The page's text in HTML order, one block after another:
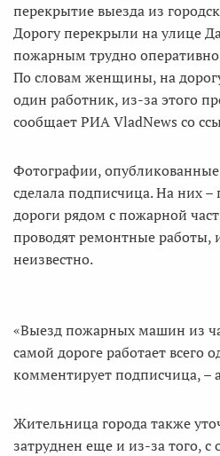
перекрытие выезда из
Дорогу перекрыли на улице
пожарным трудно оперативно
По словам женщины, на
один работник, из-за этого
сообщает РИА VladNews со
Фотографии,
сделала подписчица. На них
дороги рядом с пожарной
проводят ремонтные работы,
неизвестно.
«Выезд пожарных машин из
самой дороге работает всего
комментирует подписчица, –
Жительница города также
затруднен еще и из-за того,